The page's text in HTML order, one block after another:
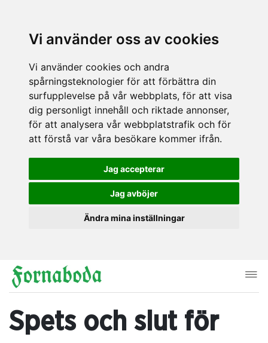
Vi använder oss av cookies
Vi använder cookies och andra
spårningsteknologier för att förbättra din
surfupplevelse på vår webbplats, för att visa
dig personligt innehåll och riktade annonser,
för att analysera vår webbplatstrafik och för
att förstå var våra besökare kommer ifrån.
Jag accepterar
Jag avböjer
Ändra mina inställningar
Spets och slut för